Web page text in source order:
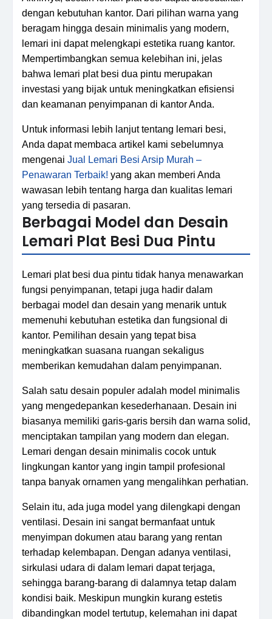
dengan kebutuhan kantor. Dari pilihan warna yang
beragam hingga desain minimalis yang modern,
lemari ini dapat melengkapi estetika ruang kantor.
Mempertimbangkan semua kelebihan ini, jelas
bahwa lemari plat besi dua pintu merupakan
investasi yang bijak untuk meningkatkan efisiensi
dan keamanan penyimpanan di kantor Anda.
Untuk informasi lebih lanjut tentang lemari besi,
Anda dapat membaca artikel kami sebelumnya
mengenai Jual Lemari Besi Arsip Murah –
Penawaran Terbaik! yang akan memberi Anda
wawasan lebih tentang harga dan kualitas lemari
yang tersedia di pasaran.
Berbagai Model dan Desain
Lemari Plat Besi Dua Pintu
Lemari plat besi dua pintu tidak hanya menawarkan
fungsi penyimpanan, tetapi juga hadir dalam
berbagai model dan desain yang menarik untuk
memenuhi kebutuhan estetika dan fungsional di
kantor. Pemilihan desain yang tepat bisa
meningkatkan suasana ruangan sekaligus
memberikan kemudahan dalam penyimpanan.
Salah satu desain populer adalah model minimalis
yang mengedepankan kesederhanaan. Desain ini
biasanya memiliki garis-garis bersih dan warna solid,
menciptakan tampilan yang modern dan elegan.
Lemari dengan desain minimalis cocok untuk
lingkungan kantor yang ingin tampil profesional
tanpa banyak ornamen yang mengalihkan perhatian.
Selain itu, ada juga model yang dilengkapi dengan
ventilasi. Desain ini sangat bermanfaat untuk
menyimpan dokumen atau barang yang rentan
terhadap kelembapan. Dengan adanya ventilasi,
sirkulasi udara di dalam lemari dapat terjaga,
sehingga barang-barang di dalamnya tetap dalam
kondisi baik. Meskipun mungkin kurang estetis
dibandingkan model tertutup, kelemahan ini dapat